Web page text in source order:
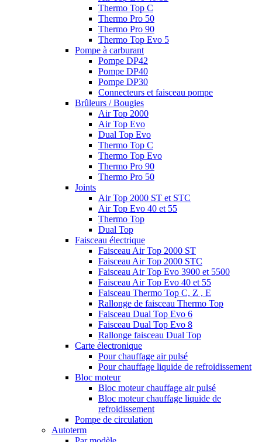
Thermo Top C
Thermo Pro 50
Thermo Pro 90
Thermo Top Evo 5
Pompe à carburant
Pompe DP42
Pompe DP40
Pompe DP30
Connecteurs et faisceau pompe
Brûleurs / Bougies
Air Top 2000
Air Top Evo
Dual Top Evo
Thermo Top C
Thermo Top Evo
Thermo Pro 90
Thermo Pro 50
Joints
Air Top 2000 ST et STC
Air Top Evo 40 et 55
Thermo Top
Dual Top
Faisceau électrique
Faisceau Air Top 2000 ST
Faisceau Air Top 2000 STC
Faisceau Air Top Evo 3900 et 5500
Faisceau Air Top Evo 40 et 55
Faisceau Thermo Top C, Z , E
Rallonge de faisceau Thermo Top
Faisceau Dual Top Evo 6
Faisceau Dual Top Evo 8
Rallonge faisceau Dual Top
Carte électronique
Pour chauffage air pulsé
Pour chauffage liquide de refroidissement
Bloc moteur
Bloc moteur chauffage air pulsé
Bloc moteur chauffage liquide de
refroidissement
Pompe de circulation
Autoterm